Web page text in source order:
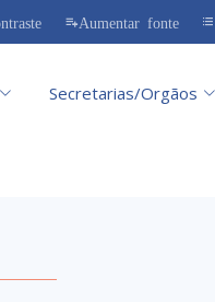
Aumentar fonte
Secretarias/Orgãos